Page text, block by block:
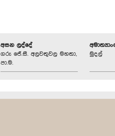
අසන ලද්දේ
ගරු ජේ.සී. අලවතුවල මහතා,
පා.ම.
මුදල්